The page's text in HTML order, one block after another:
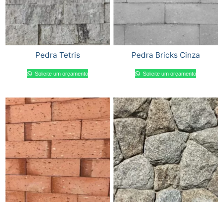
Pedra Tetris
Solicite um orçamento
Pedra Bricks Cinza
Solicite um orçamento